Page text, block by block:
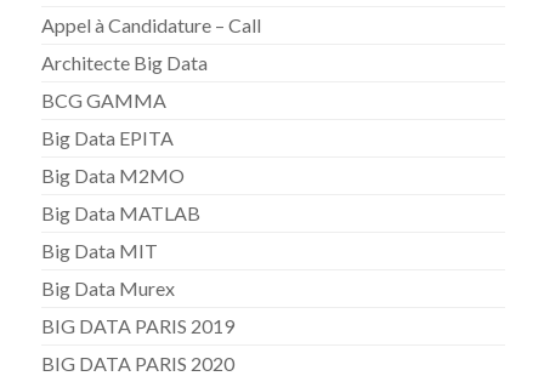
Appel à Candidature – Call
Architecte Big Data
BCG GAMMA
Big Data EPITA
Big Data M2MO
Big Data MATLAB
Big Data MIT
Big Data Murex
BIG DATA PARIS 2019
BIG DATA PARIS 2020